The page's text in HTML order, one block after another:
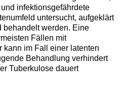
­infektionsgefährdete
untersucht, aufgeklärt
behandelt werden. Eine
Fällen mit
kann im Fall einer latenten
Behandlung verhindert
Tuberkulose dauert